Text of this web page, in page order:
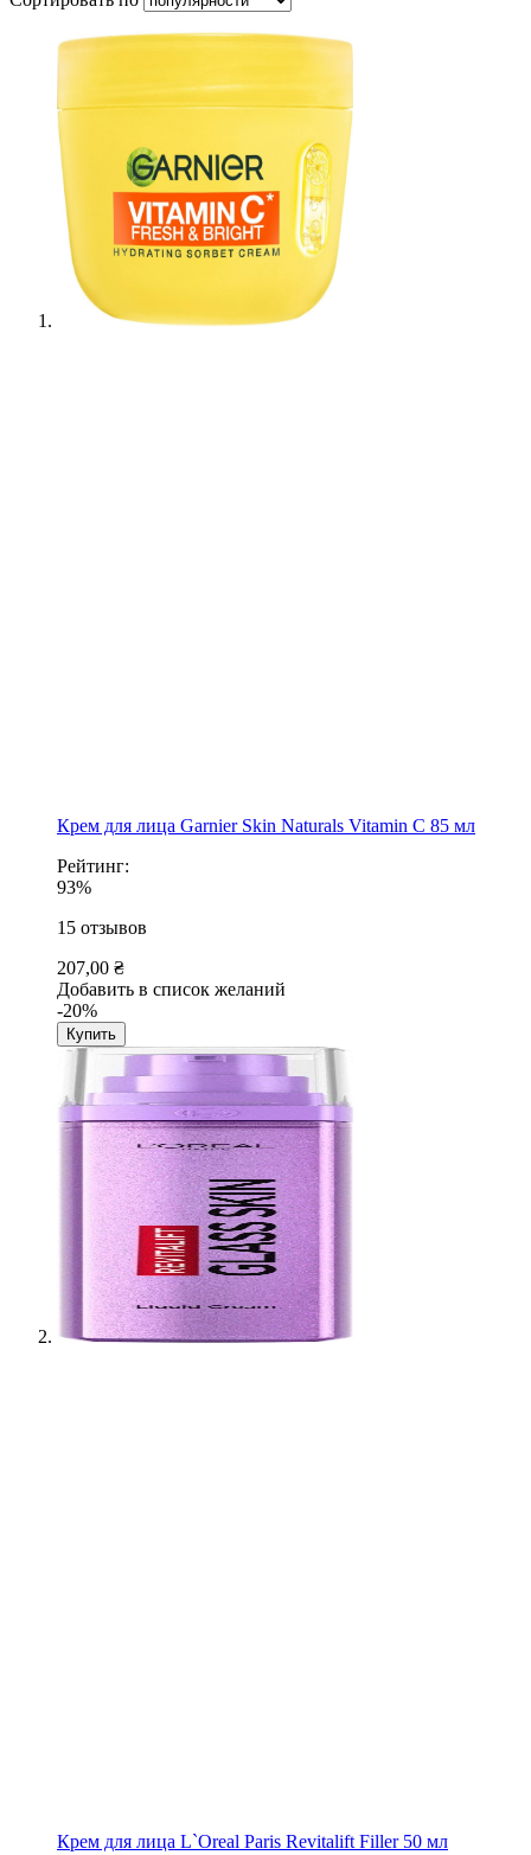
Крем для лица Garnier Skin Naturals Vitamin C 85 мл
Рейтинг:
93%
15 отзывов
207,00 ₴
Добавить в список желаний
-20%
Купить
Крем для лица L`Oreal Paris Revitalift Filler 50 мл